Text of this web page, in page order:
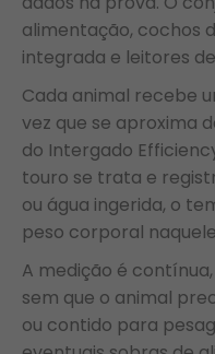
alimentação, cochos
integrada e leitores
Cada animal recebe
vez que se aproxima
do Intergado
touro se trata e
ou água ingerida, o
peso corporal
A medição é
sem que o animal
ou contido para